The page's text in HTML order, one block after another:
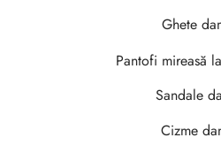
Ghete
Pantofi mireasă
Sandale
Cizme